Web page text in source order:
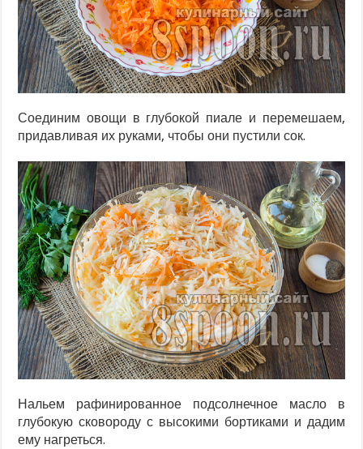
Соединим овощи в глубокой пиале и перемешаем,
придавливая их руками, чтобы они пустили сок.
Нальем рафинированное подсолнечное масло в
глубокую сковороду с высокими бортиками и дадим
ему нагреться.